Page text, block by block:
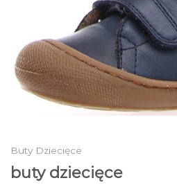
Buty Dziecięce
buty dziecięce